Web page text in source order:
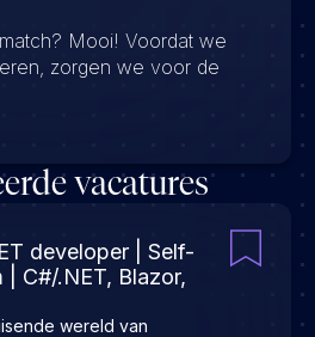
Mooi! Voordat we
zorgen we voor de
vacatures
developer | Self-
C#/.NET, Blazor,
wereld van